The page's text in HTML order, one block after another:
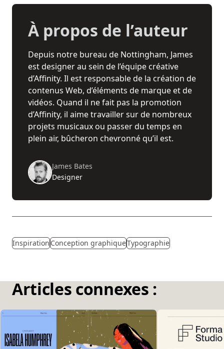
À propos de l’auteur
Depuis notre bureau de Nottingham, James
est designer au sein de l’équipe créative
d’Affinity. Il est responsable de la création de
contenus Web, d’éléments de marque et de
vidéos. Quand il ne fait pas la promotion
d’Affinity, il aime travailler sur de nombreux
projets musicaux ou passer du temps en
plein air, bûcheron chevronné qu’il est.
James Bates
Designer
Inspiration Conception graphiqueTypographie
Articles connexes :